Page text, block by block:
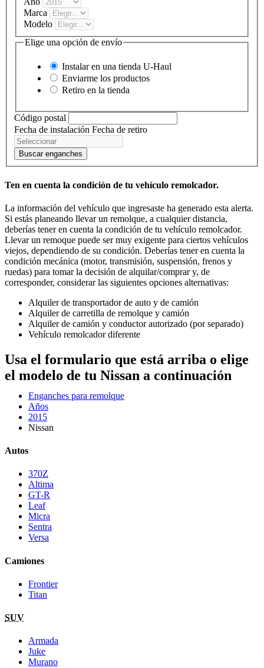
Marca
Modelo
Elige una opción de envío
Instalar en una tienda U-Haul
Enviarme los productos
Retiro en la tienda
Código postal
Fecha de instalación Fecha de retiro
Buscar enganches
Ten en cuenta la condición de tu vehículo remolcador.
La información del vehículo que ingresaste ha generado esta alerta.
Si estás planeando llevar un remolque, a cualquier distancia,
deberías tener en cuenta la condición de tu vehículo remolcador.
Llevar un remoque puede ser muy exigente para ciertos vehículos
viejos, dependiendo de su condición. Deberías tener en cuenta la
condición mecánica (motor, transmisión, suspensión, frenos y
ruedas) para tomar la decisión de alquilar/comprar y, de
corresponder, considerar las siguientes opciones alternativas:
Alquiler de transportador de auto y de camión
Alquiler de carretilla de remolque y camión
Alquiler de camión y conductor autorizado (por separado)
Vehículo remolcador diferente
Usa el formulario que está arriba o elige
el modelo de tu Nissan a continuación
Enganches para remolque
Años
2015
Nissan
Autos
370Z
Altima
GT-R
Leaf
Micra
Sentra
Versa
Camiones
Frontier
Titan
SUV
Armada
Juke
Murano